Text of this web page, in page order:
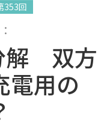
353回
解 双方
電用の